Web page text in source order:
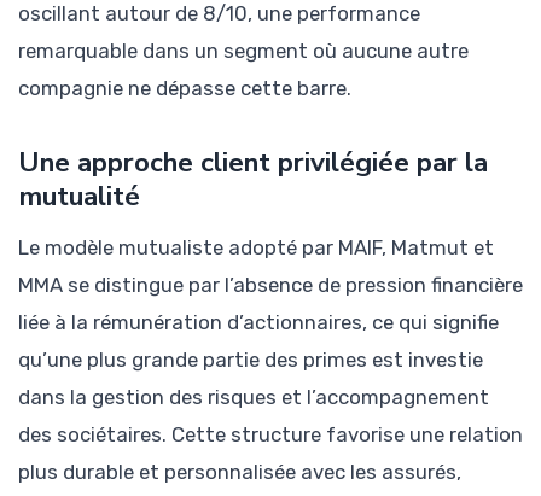
oscillant autour de 8/10, une performance
remarquable dans un segment où aucune autre
compagnie ne dépasse cette barre.
Une approche client privilégiée par la
mutualité
Le modèle mutualiste adopté par MAIF, Matmut et
MMA se distingue par l’absence de pression financière
liée à la rémunération d’actionnaires, ce qui signifie
qu’une plus grande partie des primes est investie
dans la gestion des risques et l’accompagnement
des sociétaires. Cette structure favorise une relation
plus durable et personnalisée avec les assurés,